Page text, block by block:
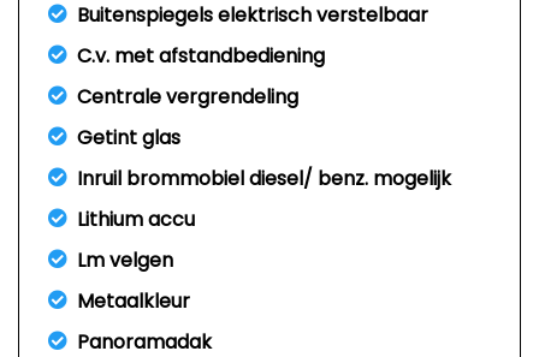
Buitenspiegels elektrisch verstelbaar
C.v. met afstandbediening
Centrale vergrendeling
Getint glas
Inruil brommobiel diesel/ benz. mogelijk
Lithium accu
Lm velgen
Metaalkleur
Panoramadak